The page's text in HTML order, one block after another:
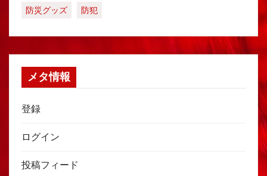
防災グッズ
防犯
メタ情報
登録
ログイン
投稿フィード